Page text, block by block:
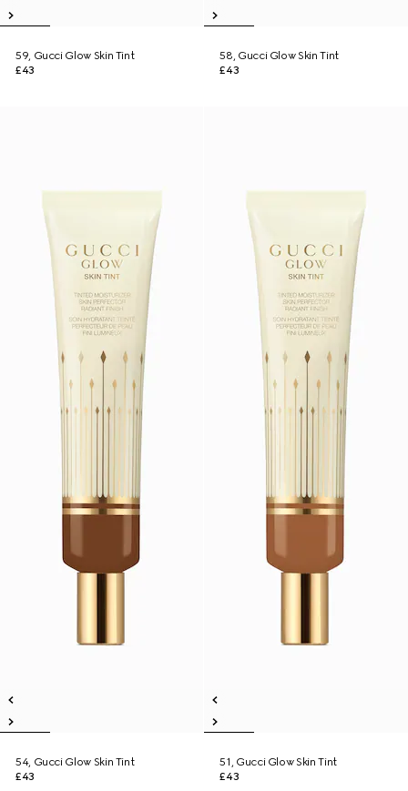
59, Gucci Glow Skin Tint
£43
58, Gucci Glow Skin Tint
£43
54, Gucci Glow Skin Tint
£43
51, Gucci Glow Skin Tint
£43